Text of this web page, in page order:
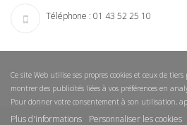
Téléphone : 01 43 52 25 10
Ce site Web utilise ses propres cookies et ceux de
montrer des publicités liées à vos préférences en
Pour donner votre consentement à son utilisation,
Plus d'informations Personnaliser les cookies